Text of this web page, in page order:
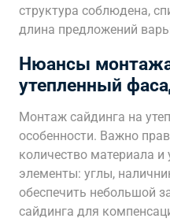
структура соблюдена,
длина предложений
Нюансы
утепленный
Монтаж сайдинга на
особенности. Важно
количество материала и
элементы: углы,
обеспечить небольшой
сайдинга для